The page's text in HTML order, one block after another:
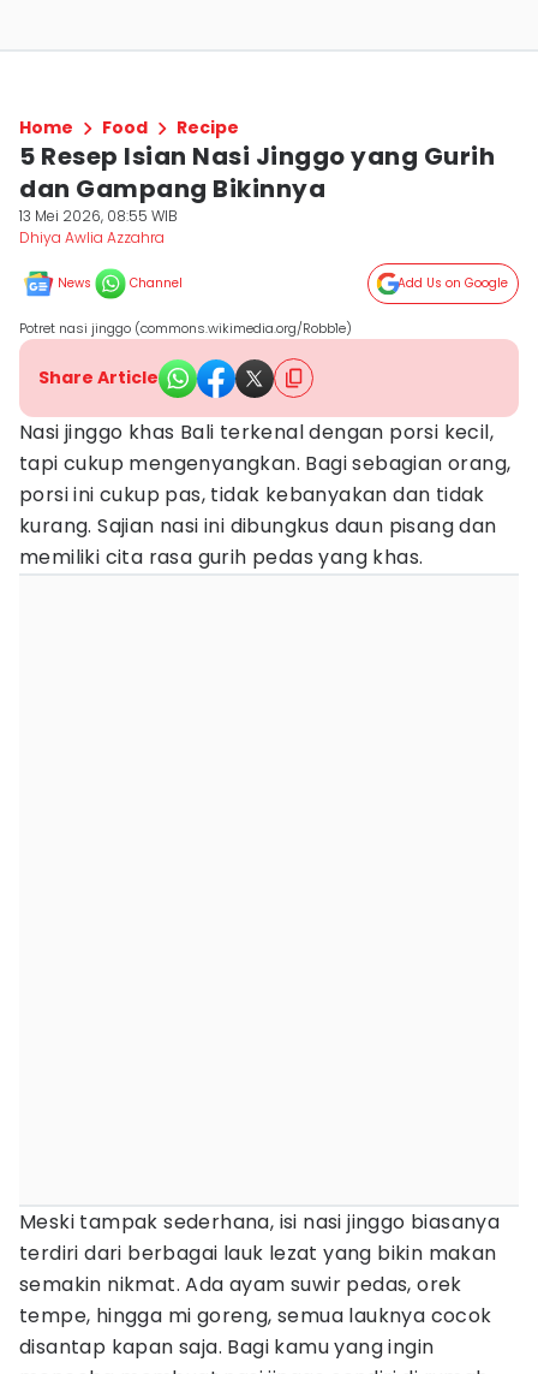
Home Food Recipe
5 Resep Isian Nasi Jinggo yang Gurih
dan Gampang Bikinnya
13 Mei 2026, 08:55 WIB
Dhiya Awlia Azzahra
News Channel Add Us on Google
Potret nasi jinggo (commons.wikimedia.org/Robb1e)
Share Article
Nasi jinggo khas Bali terkenal dengan porsi kecil,
tapi cukup mengenyangkan. Bagi sebagian orang,
porsi ini cukup pas, tidak kebanyakan dan tidak
kurang. Sajian nasi ini dibungkus daun pisang dan
memiliki cita rasa gurih pedas yang khas.
Meski tampak sederhana, isi nasi jinggo biasanya
terdiri dari berbagai lauk lezat yang bikin makan
semakin nikmat. Ada ayam suwir pedas, orek
tempe, hingga mi goreng, semua lauknya cocok
disantap kapan saja. Bagi kamu yang ingin